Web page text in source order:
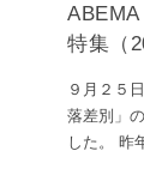
特集（
９月２５
落差別」
した。 昨